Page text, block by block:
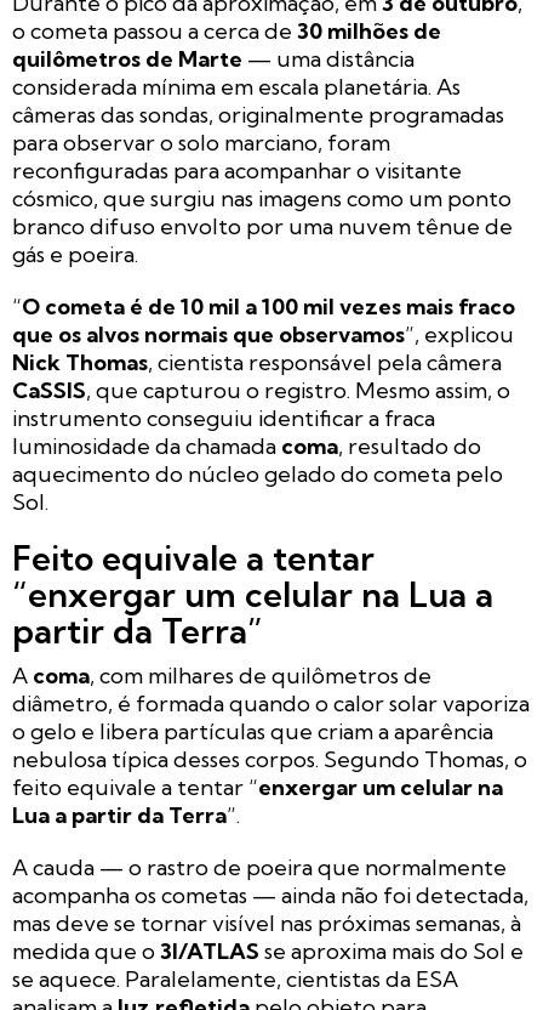
o cometa passou a cerca de 30 milhões de
quilômetros de Marte — uma distância
considerada mínima em escala planetária. As
câmeras das sondas, originalmente programadas
para observar o solo marciano, foram
reconfiguradas para acompanhar o visitante
cósmico, que surgiu nas imagens como um ponto
branco difuso envolto por uma nuvem tênue de
gás e poeira.
“O cometa é de 10 mil a 100 mil vezes mais fraco
que os alvos normais que observamos”, explicou
Nick Thomas, cientista responsável pela câmera
CaSSIS, que capturou o registro. Mesmo assim, o
instrumento conseguiu identificar a fraca
luminosidade da chamada coma, resultado do
aquecimento do núcleo gelado do cometa pelo
Sol.
Feito equivale a tentar
“enxergar um celular na Lua a
partir da Terra”
A coma, com milhares de quilômetros de
diâmetro, é formada quando o calor solar vaporiza
o gelo e libera partículas que criam a aparência
nebulosa típica desses corpos. Segundo Thomas, o
feito equivale a tentar “enxergar um celular na
Lua a partir da Terra”.
A cauda — o rastro de poeira que normalmente
acompanha os cometas — ainda não foi detectada,
mas deve se tornar visível nas próximas semanas, à
medida que o3I/ATLAS se aproxima mais do Sol e
se aquece. Paralelamente, cientistas da ESA